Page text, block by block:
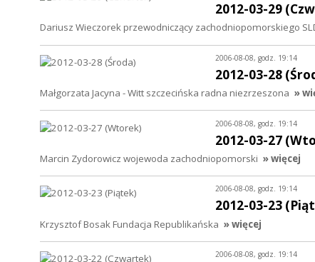
2012-03-29
Dariusz Wieczorek przewodniczący zachodniopomorskiego
2006-08-08, godz. 19:14
2012-03-28
Małgorzata Jacyna - Witt szczecińska radna niezrzeszona »
2006-08-08, godz. 19:14
2012-03-27
Marcin Zydorowicz wojewoda zachodniopomorski » więcej
2006-08-08, godz. 19:14
2012-03-23
Krzysztof Bosak Fundacja Republikańska » więcej
2006-08-08, godz. 19:14